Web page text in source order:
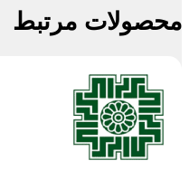
محصولات مرتبط